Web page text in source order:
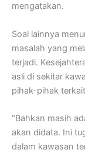
mengatakan.
Soal lainnya
masalah yang
terjadi.
asli di sekitar
pihak-pihak
“Bahkan masih
akan didata. Ini
dalam kawasan